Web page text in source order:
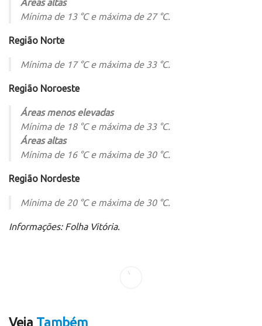
Áreas altas
Mínima de 13 °C e máxima de 27 °C.
Região Norte
Mínima de 17 °C e máxima de 33 °C.
Região Noroeste
Áreas menos elevadas
Mínima de 18 °C e máxima de 33 °C.
Áreas altas
Mínima de 16 °C e máxima de 30 °C.
Região Nordeste
Mínima de 20 °C e máxima de 30 °C.
Informações: Folha Vitória.
Veja Também